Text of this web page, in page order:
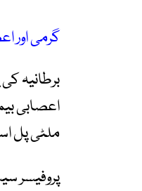
گرمی اور
برطانیہ
اعصابی
ملٹی پل
پروفیسر